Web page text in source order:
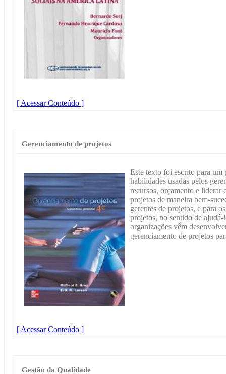
[ Acessar Conteúdo ]
Gerenciamento de projetos
Este texto foi escrito para
habilidades usadas pelos
recursos, orçamento e liderar
projetos de maneira bem-
gerentes de projetos, e para
projetos, no sentido de ajudá-
organizações vêm
gerenciamento de projetos
[ Acessar Conteúdo ]
Gestão da Qualidade